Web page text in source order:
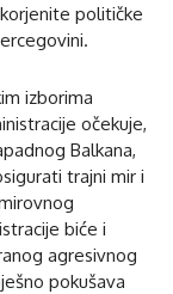
političke
izborima
očekuje,
Balkana,
trajni mir i
biće i
agresivnog
pokušava